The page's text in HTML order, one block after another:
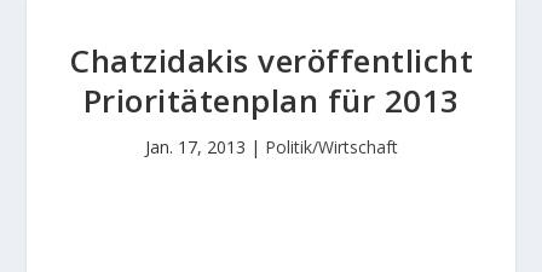
Chatzidakis veröffentlicht
Prioritätenplan für 2013
Jan. 17, 2013 | Politik/Wirtschaft